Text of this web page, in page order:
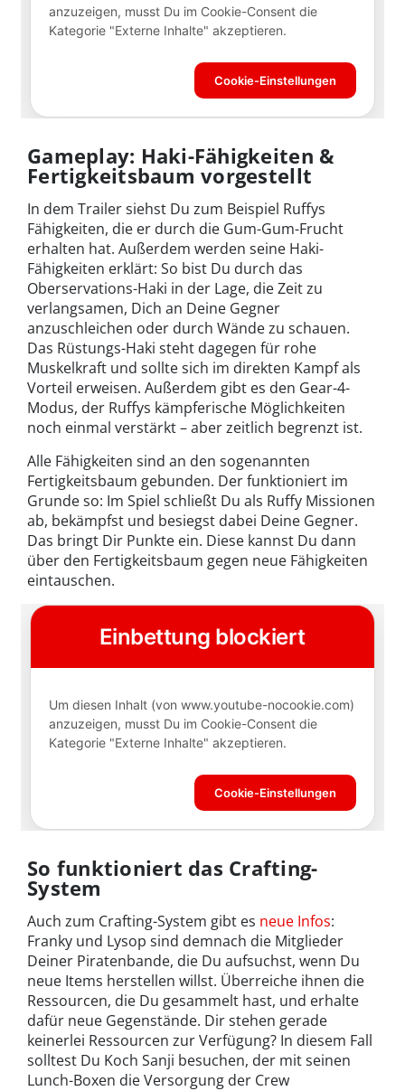
Gameplay: Haki-Fähigkeiten &
Fertigkeitsbaum vorgestellt
In dem Trailer siehst Du zum Beispiel Ruffys
Fähigkeiten, die er durch die Gum-Gum-Frucht
erhalten hat. Außerdem werden seine Haki-
Fähigkeiten erklärt: So bist Du durch das
Oberservations-Haki in der Lage, die Zeit zu
verlangsamen, Dich an Deine Gegner
anzuschleichen oder durch Wände zu schauen.
Das Rüstungs-Haki steht dagegen für rohe
Muskelkraft und sollte sich im direkten Kampf als
Vorteil erweisen. Außerdem gibt es den Gear-4-
Modus, der Ruffys kämpferische Möglichkeiten
noch einmal verstärkt – aber zeitlich begrenzt ist.
Alle Fähigkeiten sind an den sogenannten
Fertigkeitsbaum gebunden. Der funktioniert im
Grunde so: Im Spiel schließt Du als Ruffy Missionen
ab, bekämpfst und besiegst dabei Deine Gegner.
Das bringt Dir Punkte ein. Diese kannst Du dann
über den Fertigkeitsbaum gegen neue Fähigkeiten
eintauschen.
So funktioniert das Crafting-
System
Auch zum Crafting-System gibt es neue Infos:
Franky und Lysop sind demnach die Mitglieder
Deiner Piratenbande, die Du aufsuchst, wenn Du
neue Items herstellen willst. Überreiche ihnen die
Ressourcen, die Du gesammelt hast, und erhalte
dafür neue Gegenstände. Dir stehen gerade
keinerlei Ressourcen zur Verfügung? In diesem Fall
solltest Du Koch Sanji besuchen, der mit seinen
Lunch-Boxen die Versorgung der Crew